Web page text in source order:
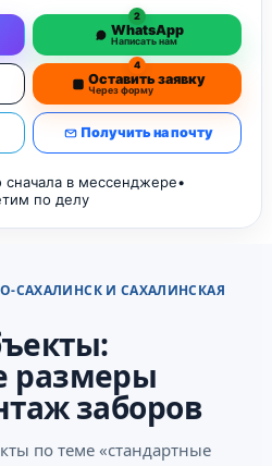
2
WhatsApp
Написать нам
4
Оставить заявку
Через форму
Получить на почту
в мессенджере•
по делу
САХАЛИНСК И САХАЛИНСКАЯ
размеры
заборов
по теме «стандартные